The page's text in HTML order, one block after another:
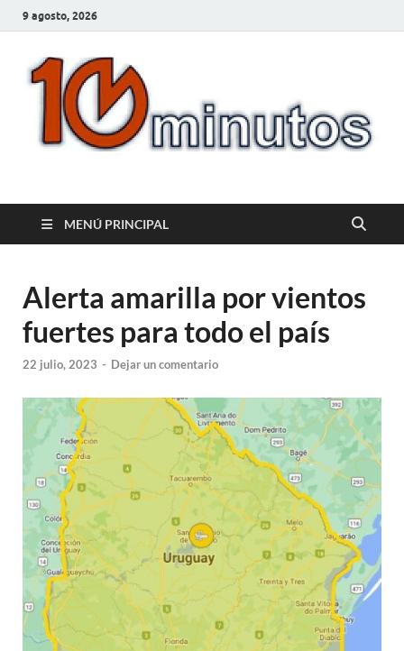
9 agosto, 2026
10minutos.com.uy
MENÚ PRINCIPAL
Alerta amarilla por vientos
fuertes para todo el país
22 julio, 2023 - Dejar un comentario